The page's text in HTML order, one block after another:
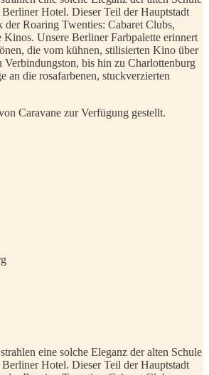
Berliner Hotel. Dieser Teil der Hauptstadt
der Roaring Twenties: Cabaret Clubs,
Unsere Berliner Farbpalette erinnert
die vom kühnen, stilisierten Kino über
Verbindungston, bis hin zu Charlottenburg
an die rosafarbenen, stuckverzierten
Caravane zur Verfügung gestellt.
eine solche Eleganz der alten Schule
Berliner Hotel. Dieser Teil der Hauptstadt